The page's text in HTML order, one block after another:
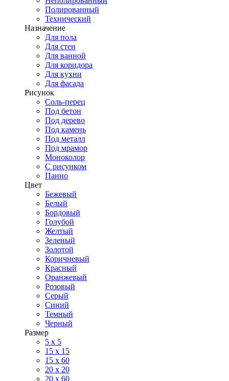
Полированный
Технический
Назначение
Для пола
Для стен
Для ванной
Для коридора
Для кухни
Для фасада
Рисунок
Соль-перец
Под бетон
Под дерево
Под камень
Под металл
Под мрамор
Моноколор
С рисунком
Панно
Цвет
Бежевый
Белый
Бордовый
Голубой
Желтый
Зеленый
Золотой
Коричневый
Красный
Оранжевый
Розовый
Серый
Синий
Темный
Черный
Размер
5 x 5
15 x 15
15 x 60
20 х 20
20 x 60